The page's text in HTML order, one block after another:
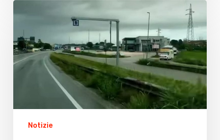
D’Italia:
“Sindaco
inebriato
dai
multe”
Notizie